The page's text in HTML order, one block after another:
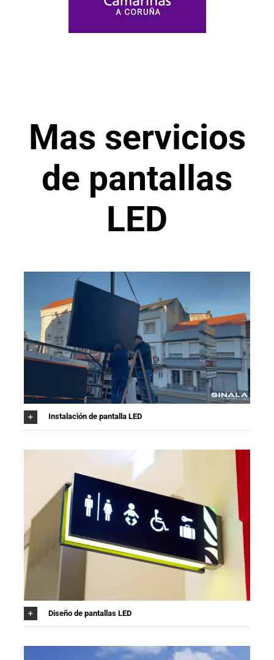
Mas servicios
de pantallas
LED
Instalación de pantalla LED
Diseño de pantallas LED